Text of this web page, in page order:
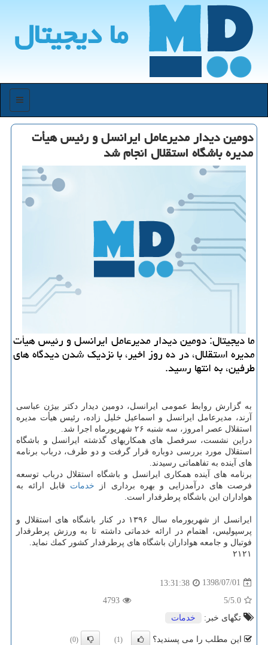
ما دیجیتال
منو
دومین دیدار مدیرعامل ایرانسل و رئیس هیأت
مدیره باشگاه استقلال انجام شد
ما دیجیتال: دومین دیدار مدیرعامل ایرانسل و رئیس هیأت
مدیره استقلال، در ده روز اخیر، با نزدیك شدن دیدگاه های
طرفین، به انتها رسید.
به گزارش روابط عمومی ایرانسل، دومین دیدار دكتر بیژن عباسی
آرند، مدیرعامل ایرانسل و اسماعیل خلیل زاده، رئیس هیأت مدیره
استقلال عصر امروز، سه شنبه ۲۶ شهریورماه اجرا شد.
دراین نشست، سرفصل های همكاریهای گذشته ایرانسل و باشگاه
استقلال مورد بررسی دوباره قرار گرفت و دو طرف، درباب برنامه
های آینده به تفاهماتی رسیدند.
برنامه های آینده همكاری ایرانسل و باشگاه استقلال درباب توسعه
فرصت های درآمدزایی و بهره برداری از خدمات قابل ارائه به
هواداران این باشگاه پرطرفدار است.
ایرانسل از شهریورماه سال ۱۳۹۶ در كنار باشگاه های استقلال و
پرسپولیس، اهتمام در ارائه خدماتی داشته تا به ورزش پرطرفدار
فوتبال و جامعه هواداران باشگاه های پرطرفدار كشور كمك نماید.
۲۱۲۱
1398/07/01
13:31:38
5.0
/5
4793
تگهای خبر:
خدمات
این مطلب را می پسندید؟ (1)
(0)